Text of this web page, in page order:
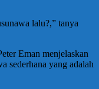
lalu?,” tanya
Eman menjelaskan
sederhana yang adalah